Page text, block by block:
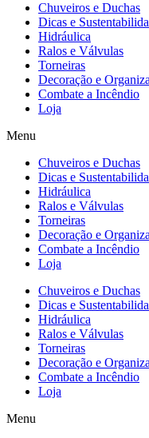
Chuveiros e Duchas
Dicas e
Hidráulica
Ralos e Válvulas
Torneiras
Decoração e
Combate a Incêndio
Loja
Menu
Chuveiros e Duchas
Dicas e
Hidráulica
Ralos e Válvulas
Torneiras
Decoração e
Combate a Incêndio
Loja
Chuveiros e Duchas
Dicas e
Hidráulica
Ralos e Válvulas
Torneiras
Decoração e
Combate a Incêndio
Loja
Menu